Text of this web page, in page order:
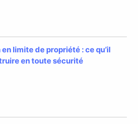
limite de propriété : ce qu’il
en toute sécurité